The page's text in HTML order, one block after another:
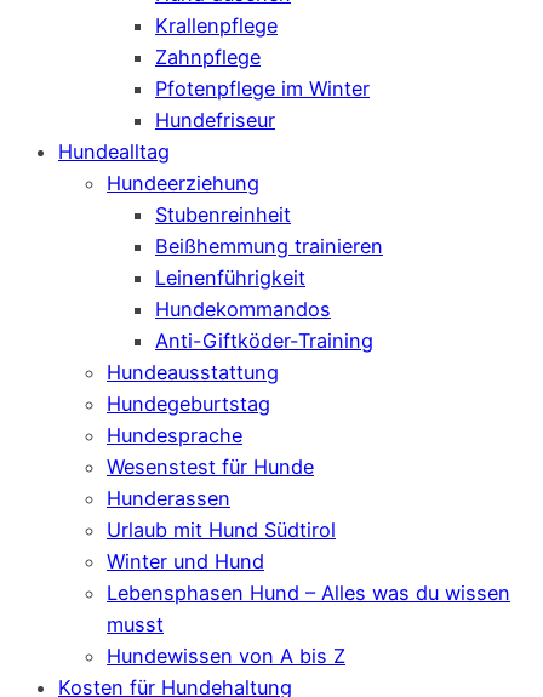
Krallenpflege
Zahnpflege
Pfotenpflege im Winter
Hundefriseur
Hundealltag
Hundeerziehung
Stubenreinheit
Beißhemmung trainieren
Leinenführigkeit
Hundekommandos
Anti-Giftköder-Training
Hundeausstattung
Hundegeburtstag
Hundesprache
Wesenstest für Hunde
Hunderassen
Urlaub mit Hund Südtirol
Winter und Hund
Lebensphasen Hund – Alles was du wissen
musst
Hundewissen von A bis Z
Kosten für Hundehaltung